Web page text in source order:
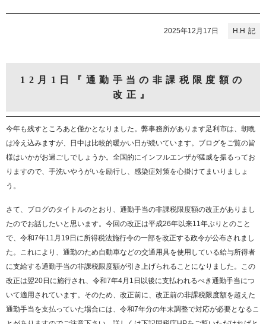
H.H
2025年12月17日
12月1日『通勤手当の非課税限度額の
改正』
今年も残すところあと僅かとなりました。弊事務所があります足利市は、朝晩
は冷え込みますが、日中は比較的暖かい日が続いています。ブログをご覧の皆
様はいかがお過ごしでしょうか。全国的にインフルエンザが猛威を振るってお
りますので、手洗いやうがいを励行し、感染症対策を心掛けてまいりましょ
う。
さて、ブログのタイトルのとおり、通勤手当の非課税限度額の改正がありまし
たのでお話したいと思います。今回の改正は平成26年以来11年ぶりとのこと
で、令和7年11月19日に所得税法施行令の一部を改正する政令が公布されまし
た。これにより、通勤のため自動車などの交通用具を使用している給与所得者
に支給する通勤手当の非課税限度額が引き上げられることになりました。この
改正は翌20日に施行され、令和7年4月1日以後に支払われるべき通勤手当につ
いて適用されています。そのため、改正前に、改正前の非課税限度額を超えた
通勤手当を支払っていた場合には、令和7年分の年末調整で対応が必要となるこ